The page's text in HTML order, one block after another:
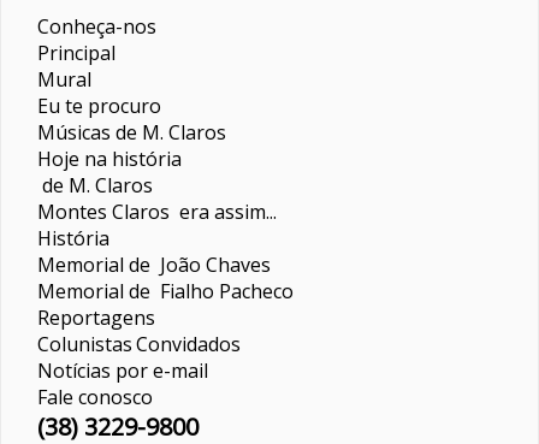
Conheça-nos
Principal
Mural
Eu te procuro
Músicas de M. Claros
Hoje na história
de M. Claros
Montes Claros era assim...
História
Memorial de João Chaves
Memorial de Fialho Pacheco
Reportagens
ColunistasConvidados
Notícias por e-mail
Fale conosco
(38) 3229-9800